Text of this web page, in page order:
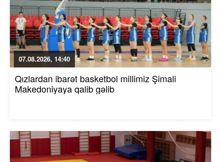
07.08.2026, 14:40
Qızlardan ibarət basketbol millimiz Şimali
Makedoniyaya qalib gəlib